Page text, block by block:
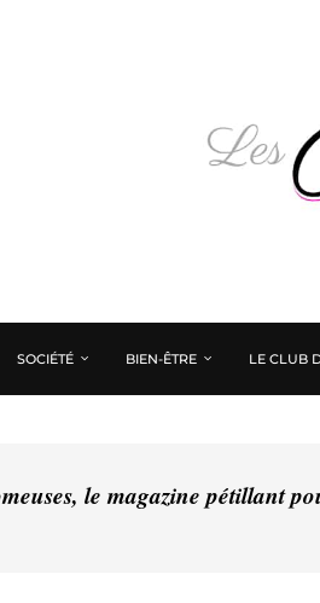
SOCIÉTÉ BIEN-ÊTRE LE CLUB
le magazine pétillant